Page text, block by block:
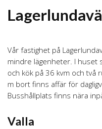
Vår fastighet på
mindre lägenheter. I huset
och kök på 36 kvm och två
m bort finns affär för
Busshållplats finns nära
Valla